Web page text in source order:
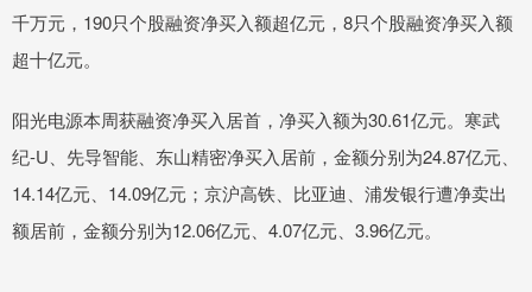
千万元，190只个股融资净买入额超亿元，8只个股融资净买入额
超十亿元。
阳光电源本周获融资净买入居首，净买入额为30.61亿元。寒武
纪-U、先导智能、东山精密净买入居前，金额分别为24.87亿元、
14.14亿元、14.09亿元；京沪高铁、比亚迪、浦发银行遭净卖出
额居前，金额分别为12.06亿元、4.07亿元、3.96亿元。